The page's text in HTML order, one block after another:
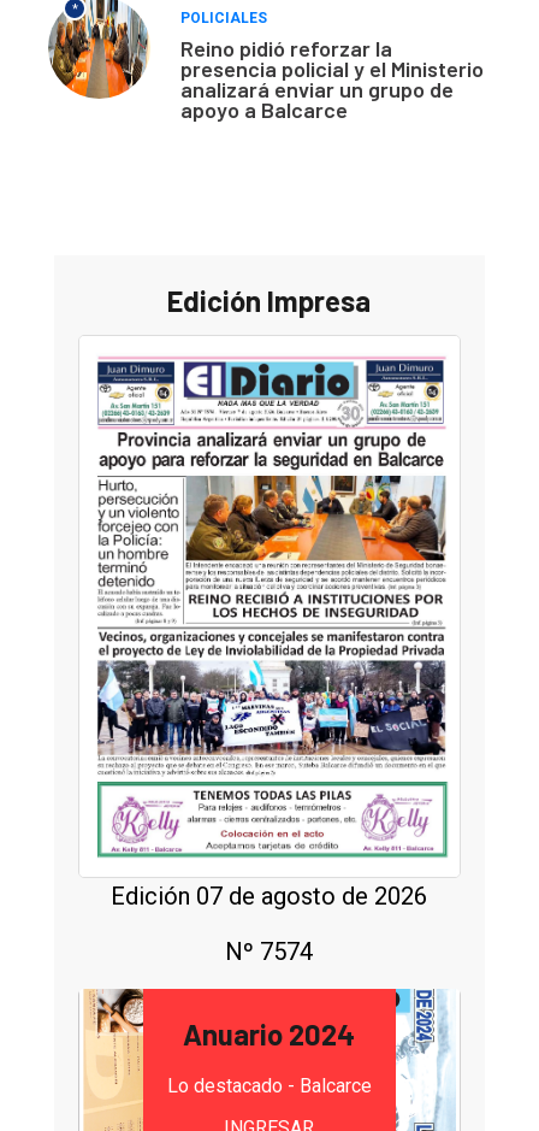
*
POLICIALES
Reino pidió reforzar la
presencia policial y el Ministerio
analizará enviar un grupo de
apoyo a Balcarce
Edición Impresa
Edición 07 de agosto de 2026
Nº 7574
Anuario 2024
Lo destacado - Balcarce